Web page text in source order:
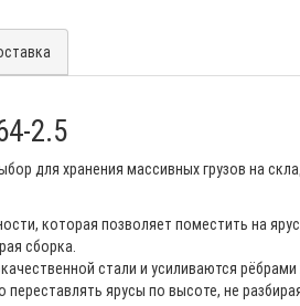
2.5
для хранения массивных грузов на
которая позволяет поместить на
сборка.
стали и усиливаются
ярусы по высоте, не